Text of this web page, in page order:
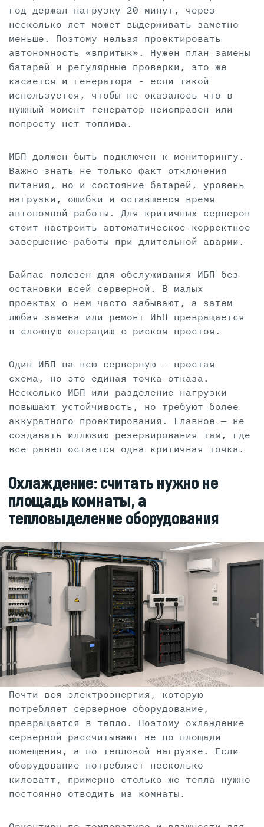
год держал нагрузку 20 минут, через
несколько лет может выдерживать заметно
меньше. Поэтому нельзя проектировать
автономность «впритык». Нужен план замены
батарей и регулярные проверки, это же
касается и генератора - если такой
используется, чтобы не оказалось что в
нужный момент генератор неисправен или
попросту нет топлива.
ИБП должен быть подключен к мониторингу.
Важно знать не только факт отключения
питания, но и состояние батарей, уровень
нагрузки, ошибки и оставшееся время
автономной работы. Для критичных серверов
стоит настроить автоматическое корректное
завершение работы при длительной аварии.
Байпас полезен для обслуживания ИБП без
остановки всей серверной. В малых
проектах о нем часто забывают, а затем
любая замена или ремонт ИБП превращается
в сложную операцию с риском простоя.
Один ИБП на всю серверную — простая
схема, но это единая точка отказа.
Несколько ИБП или разделение нагрузки
повышают устойчивость, но требуют более
аккуратного проектирования. Главное — не
создавать иллюзию резервирования там, где
все равно остается одна критичная точка.
Охлаждение: считать нужно не
площадь комнаты, а
тепловыделение оборудования
Почти вся электроэнергия, которую
потребляет серверное оборудование,
превращается в тепло. Поэтому охлаждение
серверной рассчитывают не по площади
помещения, а по тепловой нагрузке. Если
оборудование потребляет несколько
киловатт, примерно столько же тепла нужно
постоянно отводить из комнаты.